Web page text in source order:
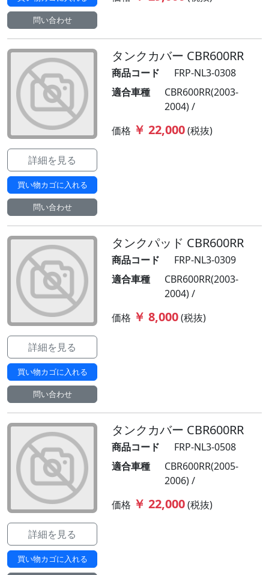
問い合わせ
詳細を見る
買い物カゴに入れる
問い合わせ
タンクカバー CBR600RR
商品コード
FRP-NL3-0308
適合車種
CBR600RR(2003-
2004) /
価格 ￥ 22,000(税抜)
詳細を見る
買い物カゴに入れる
問い合わせ
タンクパッド CBR600RR
商品コード
FRP-NL3-0309
適合車種
CBR600RR(2003-
2004) /
価格 ￥ 8,000(税抜)
詳細を見る
買い物カゴに入れる
タンクカバー CBR600RR
商品コード
FRP-NL3-0508
適合車種
CBR600RR(2005-
2006) /
価格 ￥ 22,000(税抜)